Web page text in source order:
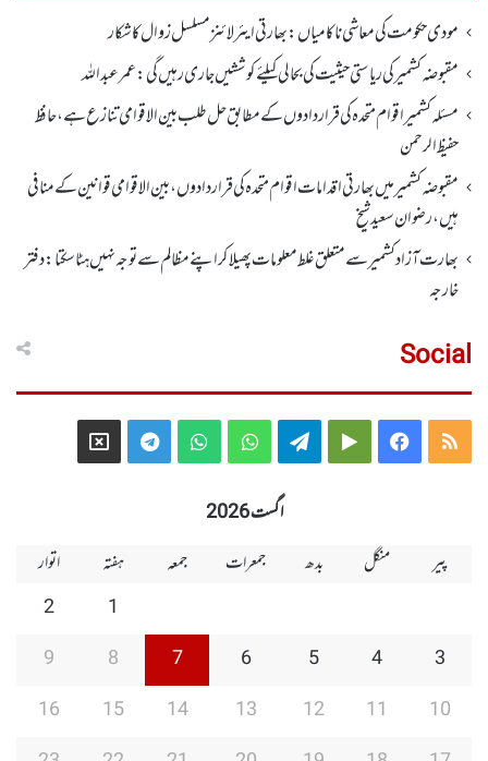
مودی حکومت کی معاشی ناکامیاں: بھارتی ایئرلائنز مسلسل زوال کا شکار
مقبوضہ کشمیر کی ریاستی حیثیت کی بحالی کیلئے کوششیں جاری رہیں گی: عمر عبداللہ
مسئلہ کشمیر اقوام متحدہ کی قراردادوں کے مطابق حل طلب بین الاقوامی تنازع ہے، حافظ
حفیظ الرحمن
مقبوضہ کشمیر میں بھارتی اقدامات اقوام متحدہ کی قراردادوں، بین الاقوامی قوانین کے منافی
ہیں،رضوان سعید شیخ
بھارت آزاد کشمیر سے متعلق غلط معلومات پھیلا کر اپنے مظالم سے توجہ نہیں ہٹا سکتا: دفتر
خارجہ
Social
RSS
Facebook
Google
Telegram
WhatsApp
WhatsApp
Telegram
X
اگست 2026
پیر
منگل بدھ جمعرات جمعہ ہفتہ
اتوار
1
2
3
4
5
6
7
8
9
10
11
12
13
14
15
16